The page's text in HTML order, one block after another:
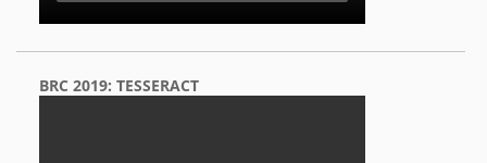
BRC 2019: TESSERACT